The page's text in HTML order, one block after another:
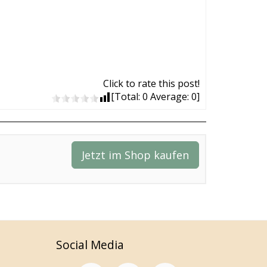
Click to rate this post!
[Total: 0 Average: 0]
Jetzt im Shop kaufen
Social Media